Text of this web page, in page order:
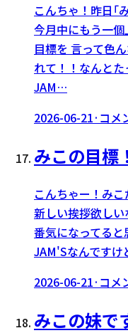
こんちゃ！昨日｢
今月中にもう一
目標を 言って色
れて！！なんと
JAM…
2026-06-21· コメ
みこの目標
こんちゃー！み
新しい挨拶欲し
番気になってる
JAM'Sなんです
2026-06-21· コメ
みこの妹で